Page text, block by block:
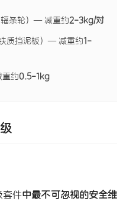
辐条轮）— 减重约2-3kg/对
铁质挡泥板）— 减重约1-
约0.5-1kg
套件中最不可忽视的安全维